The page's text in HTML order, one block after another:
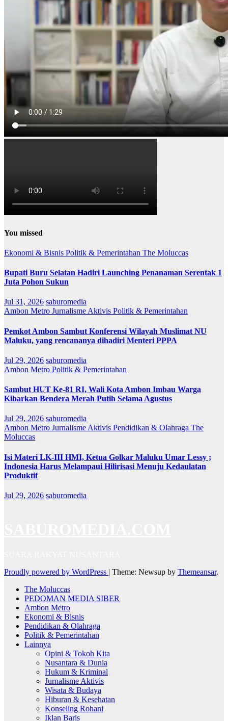
You missed
Ekonomi & Bisnis Politik & Pemerintahan The Moluccas
Bupati Buru Selatan Hadiri Launching Penanaman Serentak 1
Juta Pohon Sukun
Jul 31, 2026 saburomedia
Ambon Metro Jurnalisme Aktivis Politik & Pemerintahan
Pemkot Ambon Sambut Konferensi Wilayah Muslimat NU
Maluku, yang rencananya dihadiri Menteri PPPA
Jul 29, 2026 saburomedia
Ambon Metro Politik & Pemerintahan
Sambut HUT Ke-81 RI, Wali Kota Ambon Imbau Warga
Kibarkan Bendera Merah Putih Selama Agustus
Jul 29, 2026 saburomedia
Ambon Metro Jurnalisme Aktivis Pendidikan & Olahraga The
Moluccas
Isi Materi LK-III HMI, Ketua Golkar Maluku Umar Lessy ;
Indonesia Harus Melampaui Hilirisasi Menuju Kedaulatan
Produktif
Jul 29, 2026 saburomedia
Proudly powered by WordPress | Theme: Newsup by Themeansar.
The Moluccas
PEDOMAN MEDIA SIBER
Ambon Metro
Ekonomi & Bisnis
Pendidikan & Olahraga
Politik & Pemerintahan
Lainnya
Opini & Tokoh Kita
Nusantara & Dunia
Hukum & Kriminal
Jurnalisme Aktivis
Wisata & Budaya
Hiburan & Kesehatan
Konseling Rohani
Iklan Baris